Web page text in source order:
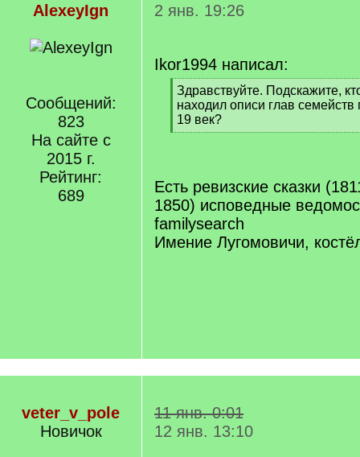
AlexeyIgn
Сообщений:
823
На сайте с
2015 г.
Рейтинг:
689
2 янв. 19:26
Ikor1994 написал:
[
q
]
Здравствуйте. Подскажите,
находил описи глав
19 век?
[
Есть ревизские сказки
1850) исповедные
familysearch
Имение Лугомовичи,
veter_v_pole
Новичок
11 янв. 0:01
12 янв. 13:10